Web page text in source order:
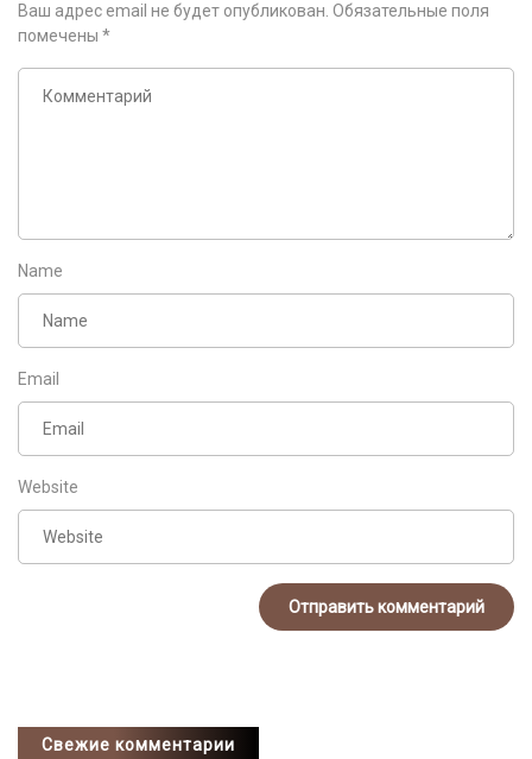
Ваш адрес email не будет опубликован. Обязательные поля
помечены *
Name
Email
Website
Свежие комментарии